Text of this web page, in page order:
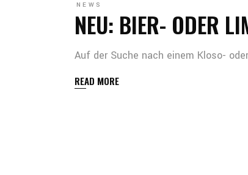
NEWS
NEU: BIER- ODER
Auf der Suche nach einem Kloso-
READ MORE